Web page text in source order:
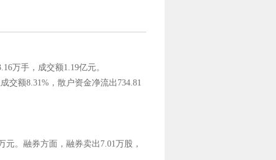
万手，成交额1.19亿元。
交额8.31%，散户资金净流出734.81
。融券方面，融券卖出7.01万股，